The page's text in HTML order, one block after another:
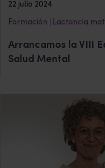
22 julio 2024
Formación Lactancia
Arrancamos la VIII
Salud Mental